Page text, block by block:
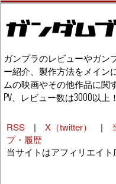
ガンプラのレビューやガン
ー紹介、製作方法をメイン
ムの映画やその他作品に関
PV、レビュー数は3000以上！
RSS | X（twitter） |
プ・履歴
当サイトはアフィリエイト